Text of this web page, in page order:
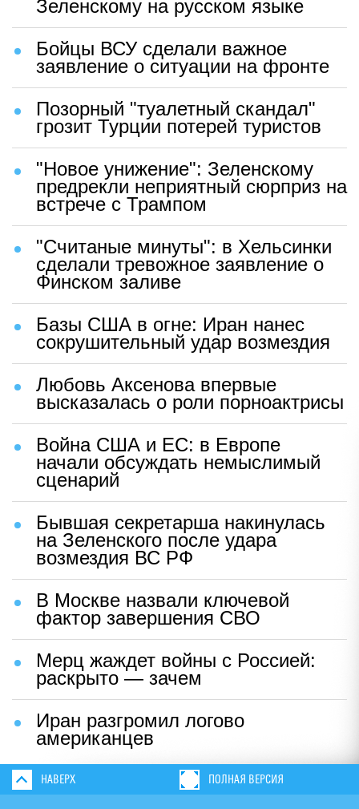
Зеленскому на русском языке
Бойцы ВСУ сделали важное
заявление о ситуации на фронте
Позорный "туалетный скандал"
грозит Турции потерей туристов
"Новое унижение": Зеленскому
предрекли неприятный сюрприз на
встрече с Трампом
"Считаные минуты": в Хельсинки
сделали тревожное заявление о
Финском заливе
Базы США в огне: Иран нанес
сокрушительный удар возмездия
Любовь Аксенова впервые
высказалась о роли порноактрисы
Война США и ЕС: в Европе
начали обсуждать немыслимый
сценарий
Бывшая секретарша накинулась
на Зеленского после удара
возмездия ВС РФ
В Москве назвали ключевой
фактор завершения СВО
Мерц жаждет войны с Россией:
раскрыто — зачем
Иран разгромил логово
американцев
НАВЕРХ ПОЛНАЯ ВЕРСИЯ